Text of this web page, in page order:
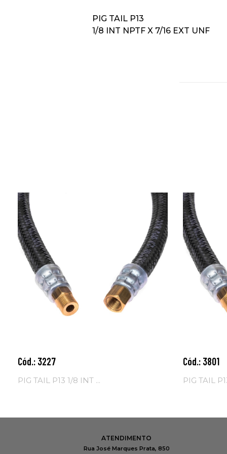
PIG TAIL P13
1/8 INT NPTF X 7/16 EXT UNF
Cód.: 3227
PIG TAIL P13 1/8 INT ...
Adicionar ao
carrinho
Cód.: 3801
PIG TAIL
ATENDIMENTO
Rua José Marques Prata, 850